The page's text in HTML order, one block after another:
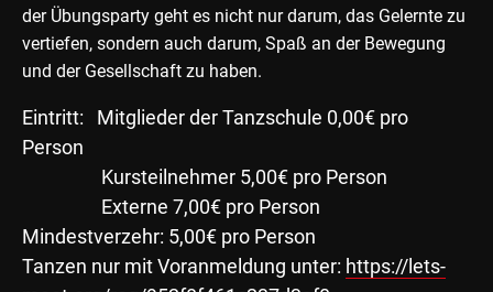
der Übungsparty geht es nicht nur darum, das Gelernte zu
vertiefen, sondern auch darum, Spaß an der Bewegung
und der Gesellschaft zu haben.
Eintritt: Mitglieder der Tanzschule 0,00€ pro
Person
Kursteilnehmer 5,00€ pro Person
Externe 7,00€ pro Person
Mindestverzehr: 5,00€ pro Person
Tanzen nur mit Voranmeldung unter: https://lets-